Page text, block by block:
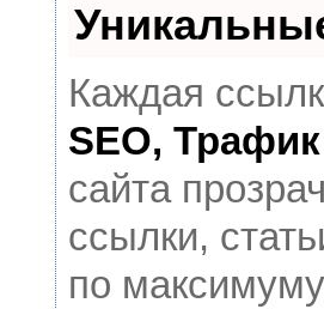
Каждая
SEO,
сайта
ссылки,
по